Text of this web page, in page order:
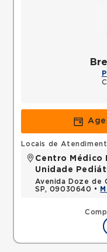
Locais de
Centro Médico
Unidade
Avenida Doze de
SP, 09030640 •